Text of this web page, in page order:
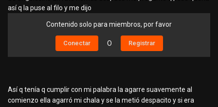
así q la puse al filo y me dijo
Contenido solo para miembros, por favor
Conectar O Registrar
Así q tenía q cumplir con mi palabra la agarre suavemente al
comienzo ella agarró mi chala y se la metió despacito y si era